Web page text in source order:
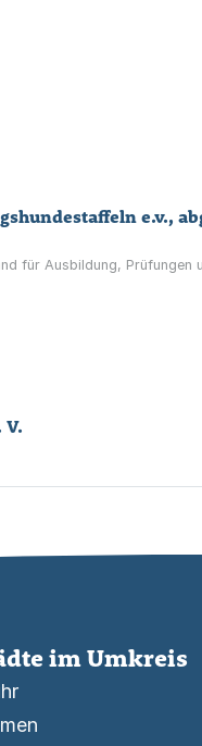
e.v.,
für Ausbildung,
V.
im Umkreis